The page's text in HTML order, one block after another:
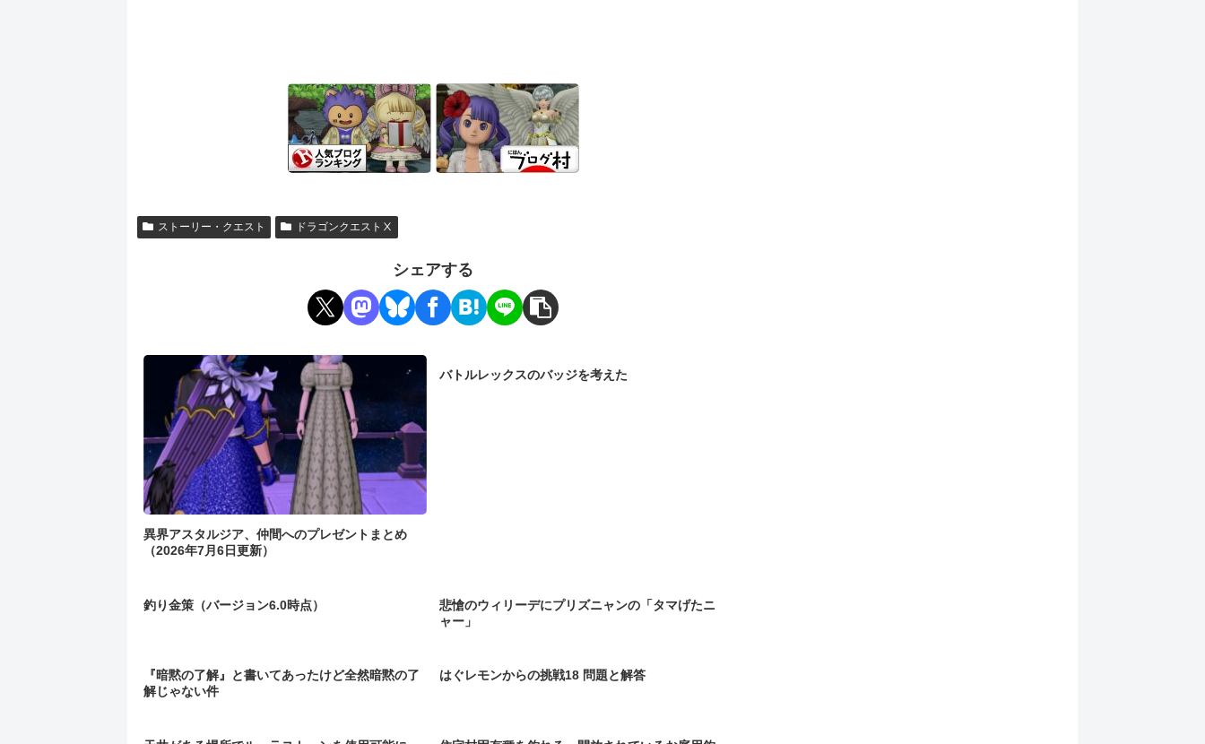
ストーリー・クエスト ドラゴンクエストⅩ
シェアする
異界アスタルジア、仲間へのプレゼントまとめ
（2026年7月6日更新）
バトルレックスのバッジを考えた
釣り金策（バージョン6.0時点）
悲愴のウィリーデにプリズニャンの「タマげたニ
ャー」
『暗黙の了解』と書いてあったけど全然暗黙の了
解じゃない件
はぐレモンからの挑戦18 問題と解答